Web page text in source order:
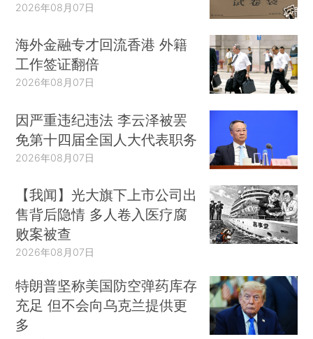
2026年08月07日
海外金融专才回流香港 外籍
工作签证翻倍
2026年08月07日
因严重违纪违法 李云泽被罢
免第十四届全国人大代表职务
2026年08月07日
【我闻】光大旗下上市公司出
售背后隐情 多人卷入医疗腐
败案被查
2026年08月07日
特朗普坚称美国防空弹药库存
充足 但不会向乌克兰提供更
多